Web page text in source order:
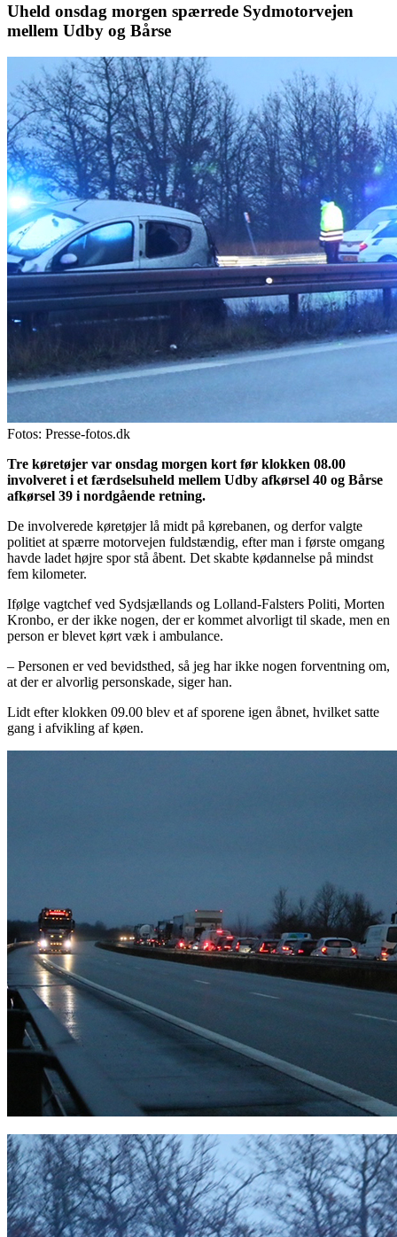
Uheld onsdag morgen spærrede Sydmotorvejen
mellem Udby og Bårse
Fotos: Presse-fotos.dk
Tre køretøjer var onsdag morgen kort før klokken 08.00
involveret i et færdselsuheld mellem Udby afkørsel 40 og Bårse
afkørsel 39 i nordgående retning.
De involverede køretøjer lå midt på kørebanen, og derfor valgte
politiet at spærre motorvejen fuldstændig, efter man i første omgang
havde ladet højre spor stå åbent. Det skabte kødannelse på mindst
fem kilometer.
Ifølge vagtchef ved Sydsjællands og Lolland-Falsters Politi, Morten
Kronbo, er der ikke nogen, der er kommet alvorligt til skade, men en
person er blevet kørt væk i ambulance.
– Personen er ved bevidsthed, så jeg har ikke nogen forventning om,
at der er alvorlig personskade, siger han.
Lidt efter klokken 09.00 blev et af sporene igen åbnet, hvilket satte
gang i afvikling af køen.